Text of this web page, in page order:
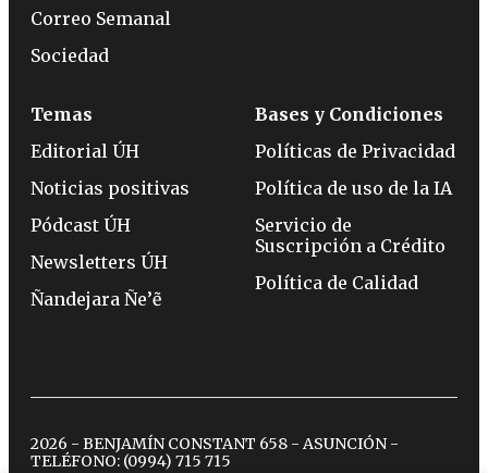
Correo Semanal
Sociedad
Temas
Editorial ÚH
Noticias positivas
Pódcast ÚH
Newsletters ÚH
Ñandejara Ñe’ẽ
Bases y Condiciones
Políticas de Privacidad
Política de uso de la IA
Servicio de
Suscripción a Crédito
Política de Calidad
2026 - BENJAMÍN CONSTANT 658 - ASUNCIÓN -
TELÉFONO: (0994) 715 715